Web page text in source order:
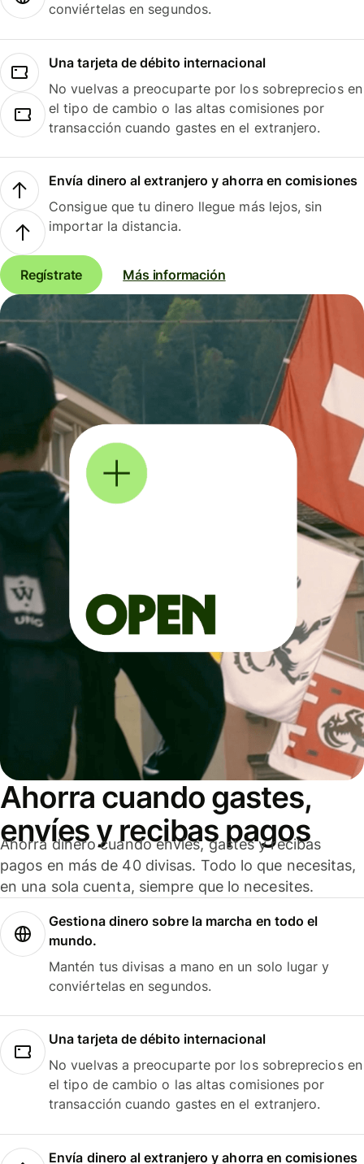
conviértelas en segundos.
Una tarjeta de débito internacional
No vuelvas a preocuparte por los sobreprecios en
el tipo de cambio o las altas comisiones por
transacción cuando gastes en el extranjero.
Envía dinero al extranjero y ahorra en comisiones
Consigue que tu dinero llegue más lejos, sin
importar la distancia.
Regístrate Más información
Ahorra cuando gastes,
envíes y recibas pagos
Ahorra dinero cuando envíes, gastes y recibas
pagos en más de 40 divisas. Todo lo que necesitas,
en una sola cuenta, siempre que lo necesites.
Gestiona dinero sobre la marcha en todo el
mundo.
Mantén tus divisas a mano en un solo lugar y
conviértelas en segundos.
Una tarjeta de débito internacional
No vuelvas a preocuparte por los sobreprecios en
el tipo de cambio o las altas comisiones por
transacción cuando gastes en el extranjero.
Envía dinero al extranjero y ahorra en comisiones